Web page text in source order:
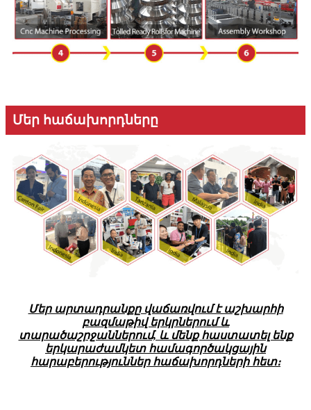
Մեր հաճախորդները
Մեր արտադրանքը վաճառվում է աշխարհի
բազմաթիվ երկրներում և
տարածաշրջաններում, և մենք հաստատել ենք
երկարաժամկետ համագործակցային
հարաբերություններ հաճախորդների հետ։